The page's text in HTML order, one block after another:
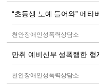
“초등생 노예 들어와” 메
천안장애인성폭력상담소
만취 예비신부 성폭행한
천안장애인성폭력상담소